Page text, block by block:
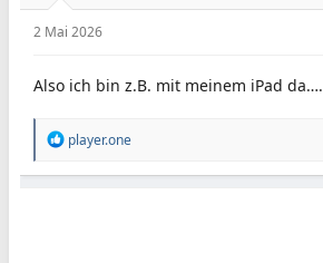
2 Mai 2026
Also ich bin z.B. mit meinem iPad da….
R
a
player.one